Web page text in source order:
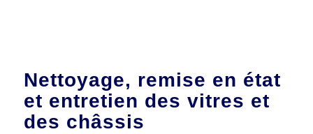
Nettoyage, remise en état
et entretien des vitres et
des châssis